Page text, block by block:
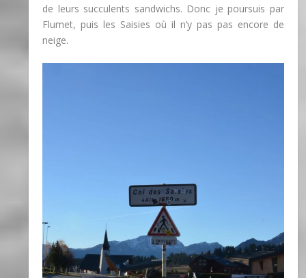
de leurs succulents sandwichs. Donc je poursuis par
Flumet, puis les Saisies où il n’y pas pas encore de
neige.